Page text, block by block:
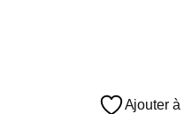
Ajouter à